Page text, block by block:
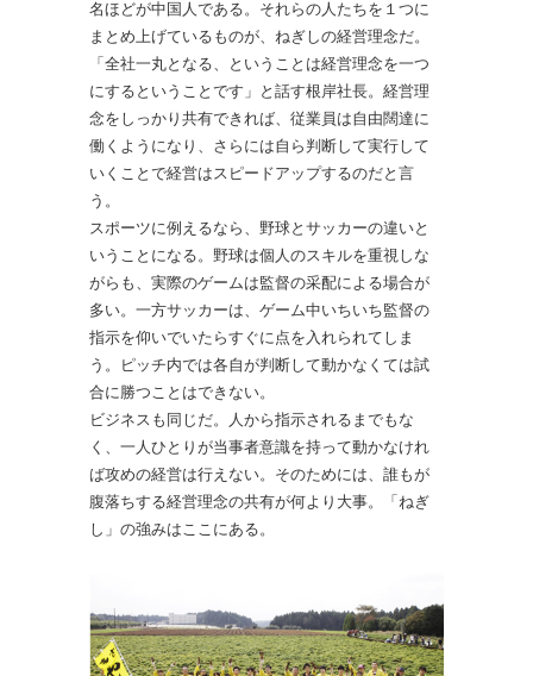
名ほどが中国人である。それらの人たちを１つに
まとめ上げているものが、ねぎしの経営理念だ。
「全社一丸となる、ということは経営理念を一つ
にするということです」と話す根岸社長。経営理
念をしっかり共有できれば、従業員は自由闊達に
働くようになり、さらには自ら判断して実行して
いくことで経営はスピードアップするのだと言
う。
スポーツに例えるなら、野球とサッカーの違いと
いうことになる。野球は個人のスキルを重視しな
がらも、実際のゲームは監督の采配による場合が
多い。一方サッカーは、ゲーム中いちいち監督の
指示を仰いでいたらすぐに点を入れられてしま
う。ピッチ内では各自が判断して動かなくては試
合に勝つことはできない。
ビジネスも同じだ。人から指示されるまでもな
く、一人ひとりが当事者意識を持って動かなけれ
ば攻めの経営は行えない。そのためには、誰もが
腹落ちする経営理念の共有が何より大事。「ねぎ
し」の強みはここにある。